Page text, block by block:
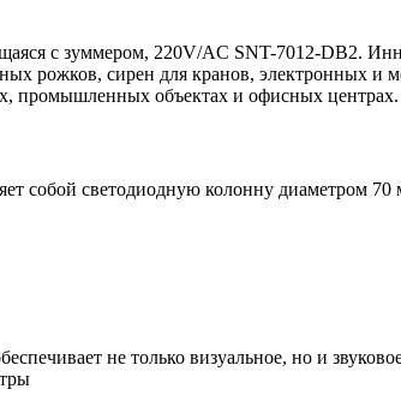
с зуммером, 220V/AC SNT-7012-DB2.
рожков, сирен для кранов, электронных и
промышленных объектах и офисных центрах.
собой светодиодную колонну диаметром
не только визуальное, но и